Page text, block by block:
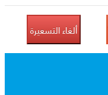
ألغاء التسعيرة